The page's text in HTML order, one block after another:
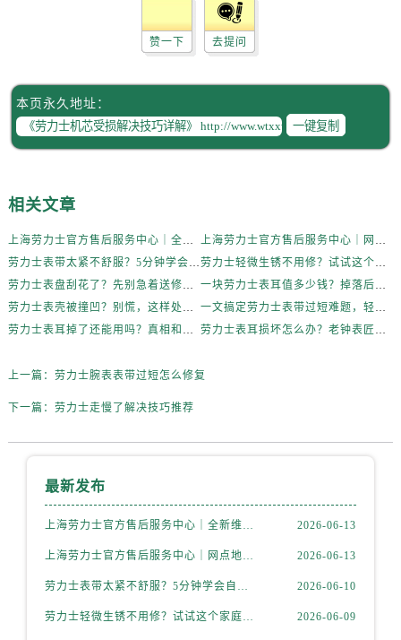
赞一下 去提问
本页永久地址：
一键复制
相关文章
上海劳力士官方售后服务中心｜全新维修门店地址及电话权威信息公示（2026年6月最新）
上海劳力士官方售后服务中心｜网点地址与电话权威信息公示（2026年6月最新）
劳力士表带太紧不舒服？5分钟学会自己调节长度
劳力士轻微生锈不用修？试试这个家庭小妙方
劳力士表盘刮花了？先别急着送修，试试这几种方法
一块劳力士表耳值多少钱？掉落后最省钱的解决方式
劳力士表壳被撞凹？别慌，这样处理最稳妥
一文搞定劳力士表带过短难题，轻松佩戴不将就
劳力士表耳掉了还能用吗？真相和解决方案来了
劳力士表耳损坏怎么办？老钟表匠透露关键技巧
上一篇： 劳力士腕表表带过短怎么修复
下一篇： 劳力士走慢了解决技巧推荐
最新发布
上海劳力士官方售后服务中心｜全新维修门店地址及电话权威信息公示（2026年6月最新） 2026-06-13
上海劳力士官方售后服务中心｜网点地址与电话权威信息公示（2026年6月最新） 2026-06-13
劳力士表带太紧不舒服？5分钟学会自己调节长度 2026-06-10
劳力士轻微生锈不用修？试试这个家庭小妙方 2026-06-09